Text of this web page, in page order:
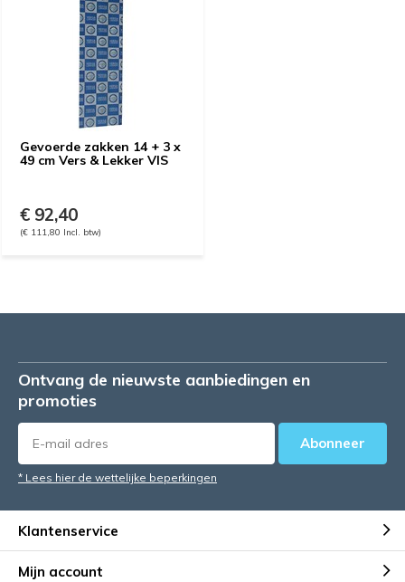
Gevoerde zakken 14 + 3 x
49 cm Vers & Lekker VIS
€ 92,40
(€ 111,80 Incl. btw)
Ontvang de nieuwste aanbiedingen en
promoties
Abonneer
* Lees hier de wettelijke beperkingen
Klantenservice
Mijn account